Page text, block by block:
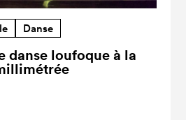
Danse
danse loufoque à la